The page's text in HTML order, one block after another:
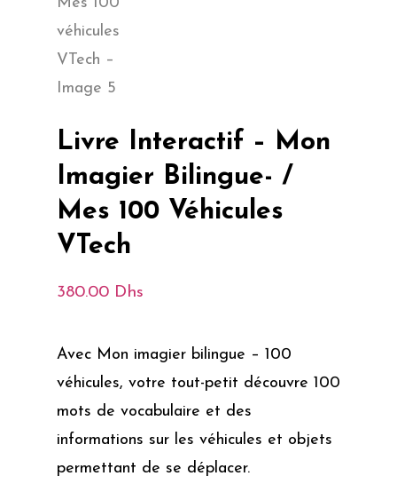
Livre Interactif – Mon
Imagier Bilingue- /
Mes 100 Véhicules
VTech
380.00 Dhs
Avec Mon imagier bilingue – 100
véhicules, votre tout-petit découvre 100
mots de vocabulaire et des
informations sur les véhicules et objets
permettant de se déplacer.